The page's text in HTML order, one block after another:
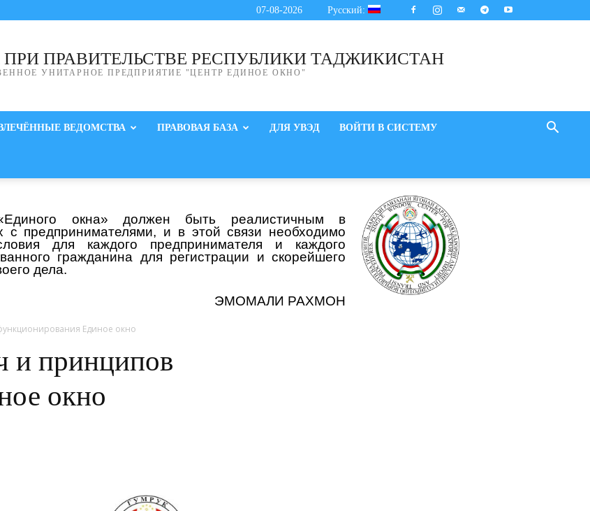
07-08-2026 Русский:
ПРАВИТЕЛЬСТВЕ РЕСПУБЛИКИ ТАДЖИКИСТАН
УНИТАРНОЕ ПРЕДПРИЯТИЕ "ЦЕНТР ЕДИНОЕ ОКНО"
ВЕДОМСТВА ПРАВОВАЯ БАЗА ДЛЯ УВЭД ВОЙТИ В СИСТЕМУ
окна» должен быть реалистичным в
с предпринимателями, и в этой связи необходимо
для каждого предпринимателя и каждого
гражданина для регистрации и скорейшего
дела.
ЭМОМАЛИ РАХМОН
Единое окно
и принципов
окно